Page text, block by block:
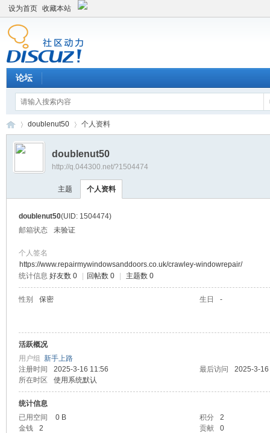
设为首页 收藏本站
论坛
›
doublenut50 个人资料
doublenut50
http://q.044300.net/?1504474
主题 个人资料
doublenut50(UID: 1504474)
邮箱状态
未验证
个人签名
https://www.repairmywindowsanddoors.co.uk/crawley-windowrepair/
统计信息 好友数 0 回帖数 0 主题数 0
性别 保密 生日 -
活跃概况
用户组 新手上路
注册时间
2025-3-16 11:56 最后访问
2025-3-
所在时区
使用系统默认
统计信息
已用空间
0 B 积分
2
金钱
2 贡献 0